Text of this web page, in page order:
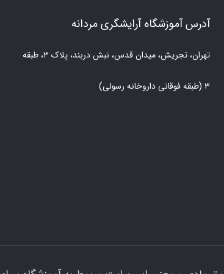
آدرس آموزشگاه آرایشگری مردانه
تهران، تجریش، میدان قدس، نبش دربند، پلاک ۳، طبقه
۳ (طبقه فوقانی داروخانه رسولی)